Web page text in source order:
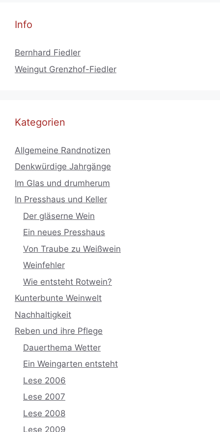
Info
Bernhard Fiedler
Weingut Grenzhof-Fiedler
Kategorien
Allgemeine Randnotizen
Denkwürdige Jahrgänge
Im Glas und drumherum
In Presshaus und Keller
Der gläserne Wein
Ein neues Presshaus
Von Traube zu Weißwein
Weinfehler
Wie entsteht Rotwein?
Kunterbunte Weinwelt
Nachhaltigkeit
Reben und ihre Pflege
Dauerthema Wetter
Ein Weingarten entsteht
Lese 2006
Lese 2007
Lese 2008
Lese 2009